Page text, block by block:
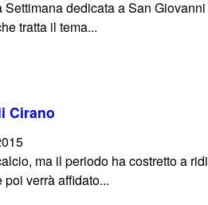
dedicata a San
tratta il tema...
Cirano
ma il periodo ha costretto a
verrà affidato...